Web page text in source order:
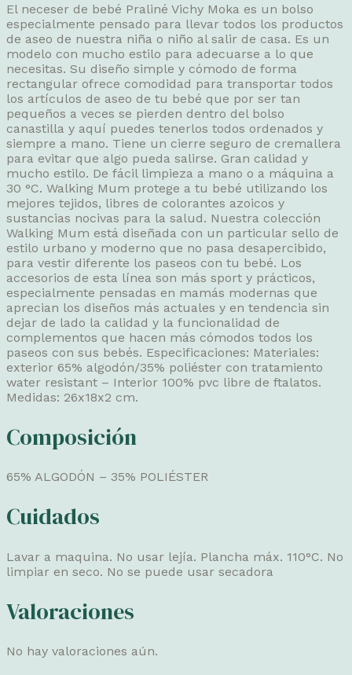
El neceser de bebé Praliné Vichy Moka es un bolso
especialmente pensado para llevar todos los productos
de aseo de nuestra niña o niño al salir de casa. Es un
modelo con mucho estilo para adecuarse a lo que
necesitas. Su diseño simple y cómodo de forma
rectangular ofrece comodidad para transportar todos
los artículos de aseo de tu bebé que por ser tan
pequeños a veces se pierden dentro del bolso
canastilla y aquí puedes tenerlos todos ordenados y
siempre a mano. Tiene un cierre seguro de cremallera
para evitar que algo pueda salirse. Gran calidad y
mucho estilo. De fácil limpieza a mano o a máquina a
30 °C. Walking Mum protege a tu bebé utilizando los
mejores tejidos, libres de colorantes azoicos y
sustancias nocivas para la salud. Nuestra colección
Walking Mum está diseñada con un particular sello de
estilo urbano y moderno que no pasa desapercibido,
para vestir diferente los paseos con tu bebé. Los
accesorios de esta línea son más sport y prácticos,
especialmente pensadas en mamás modernas que
aprecian los diseños más actuales y en tendencia sin
dejar de lado la calidad y la funcionalidad de
complementos que hacen más cómodos todos los
paseos con sus bebés. Especificaciones: Materiales:
exterior 65% algodón/35% poliéster con tratamiento
water resistant – Interior 100% pvc libre de ftalatos.
Medidas: 26x18x2 cm.
Composición
65% ALGODÓN – 35% POLIÉSTER
Cuidados
Lavar a maquina. No usar lejía. Plancha máx. 110°C. No
limpiar en seco. No se puede usar secadora
Valoraciones
No hay valoraciones aún.